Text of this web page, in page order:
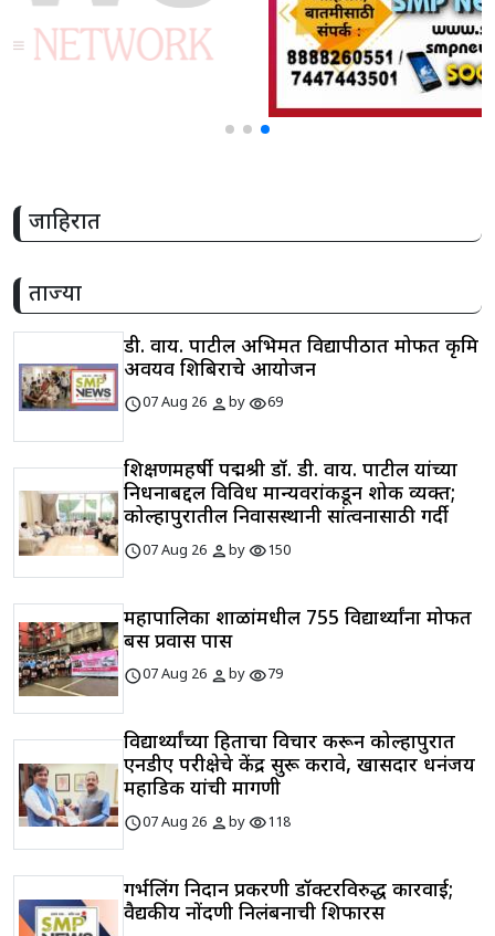
जाहिरात
ताज्या
डी. वाय. पाटील अभिमत विद्यापीठात मोफत कृत्रिम
अवयव शिबिराचे आयोजन
schedule07 Aug 26 personbyvisibility69
शिक्षणमहर्षी पद्मश्री डॉ. डी. वाय. पाटील यांच्या
निधनाबद्दल विविध मान्यवरांकडून शोक व्यक्त;
कोल्हापुरातील निवासस्थानी सांत्वनासाठी गर्दी
schedule07 Aug 26 personbyvisibility150
महापालिका शाळांमधील 755 विद्यार्थ्यांना मोफत
बस प्रवास पास
schedule07 Aug 26 personbyvisibility79
विद्यार्थ्यांच्या हिताचा विचार करून कोल्हापुरात
एनडीए परीक्षेचे केंद्र सुरू करावे, खासदार धनंजय
महाडिक यांची मागणी
schedule07 Aug 26 personbyvisibility118
गर्भलिंग निदान प्रकरणी डॉक्टरविरुद्ध कारवाई;
वैद्यकीय नोंदणी निलंबनाची शिफारस